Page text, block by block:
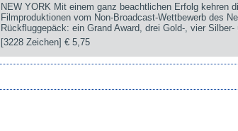
NEW YORK Mit einem ganz beachtlichen Erfolg kehren
Filmproduktionen vom Non-Broadcast-Wettbewerb des
Rückfluggepäck: ein Grand Award, drei Gold-, vier
[3228 Zeichen]€ 5,75